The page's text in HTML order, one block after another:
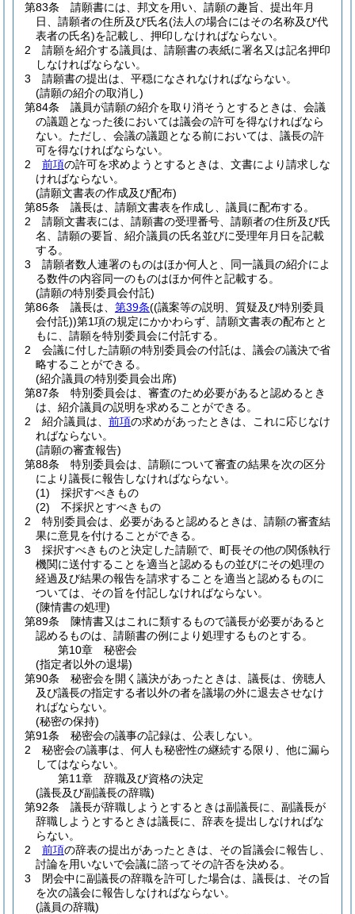
第83条
請願書には、邦文を用い、請願の趣旨、提出年月
日、請願者の住所及び氏名(法人の場合にはその名称及び代
表者の氏名)を記載し、押印しなければならない。
2
請願を紹介する議員は、請願書の表紙に署名又は記名押印
しなければならない。
3
請願書の提出は、平穏になされなければならない。
(請願の紹介の取消し)
第84条
議員が請願の紹介を取り消そうとするときは、会議
の議題となった後においては議会の許可を得なければなら
ない。 ただし、会議の議題となる前においては、議長の許
可を得なければならない。
2
前項の許可を求めようとするときは、文書により請求しな
ければならない。
(請願文書表の作成及び配布)
第85条
議長は、請願文書表を作成し、議員に配布する。
2
請願文書表には、請願書の受理番号、請願者の住所及び氏
名、請願の要旨、紹介議員の氏名並びに受理年月日を記載
する。
3
請願者数人連署のものはほか何人と、同一議員の紹介によ
る数件の内容同一のものはほか何件と記載する。
(請願の特別委員会付託)
第86条
議長は、 第39条((議案等の説明、質疑及び特別委員
会付託))第1項の規定にかかわらず、請願文書表の配布とと
もに、請願を特別委員会に付託する。
2
会議に付した請願の特別委員会の付託は、議会の議決で省
略することができる。
(紹介議員の特別委員会出席)
第87条
特別委員会は、審査のため必要があると認めるとき
は、紹介議員の説明を求めることができる。
2
紹介議員は、 前項の求めがあったときは、これに応じなけ
ればならない。
(請願の審査報告)
第88条
特別委員会は、請願について審査の結果を次の区分
により議長に報告しなければならない。
(1)
採択すべきもの
(2)
不採択とすべきもの
2
特別委員会は、必要があると認めるときは、請願の審査結
果に意見を付けることができる。
3
採択すべきものと決定した請願で、町長その他の関係執行
機関に送付することを適当と認めるもの並びにその処理の
経過及び結果の報告を請求することを適当と認めるものに
ついては、その旨を付記しなければならない。
(陳情書の処理)
第89条
陳情書又はこれに類するもので議長が必要があると
認めるものは、請願書の例により処理するものとする。
第10章
秘密会
(指定者以外の退場)
第90条
秘密会を開く議決があったときは、議長は、傍聴人
及び議長の指定する者以外の者を議場の外に退去させなけ
ればならない。
(秘密の保持)
第91条
秘密会の議事の記録は、公表しない。
2
秘密会の議事は、何人も秘密性の継続する限り、他に漏ら
してはならない。
第11章
辞職及び資格の決定
(議長及び副議長の辞職)
第92条
議長が辞職しようとするときは副議長に、副議長が
辞職しようとするときは議長に、辞表を提出しなければな
らない。
2
前項の辞表の提出があったときは、その旨議会に報告し、
討論を用いないで会議に諮ってその許否を決める。
3
閉会中に副議長の辞職を許可した場合は、議長は、その旨
を次の議会に報告しなければならない。
(議員の辞職)